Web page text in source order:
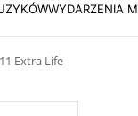
WYDARZENIA
Extra Life